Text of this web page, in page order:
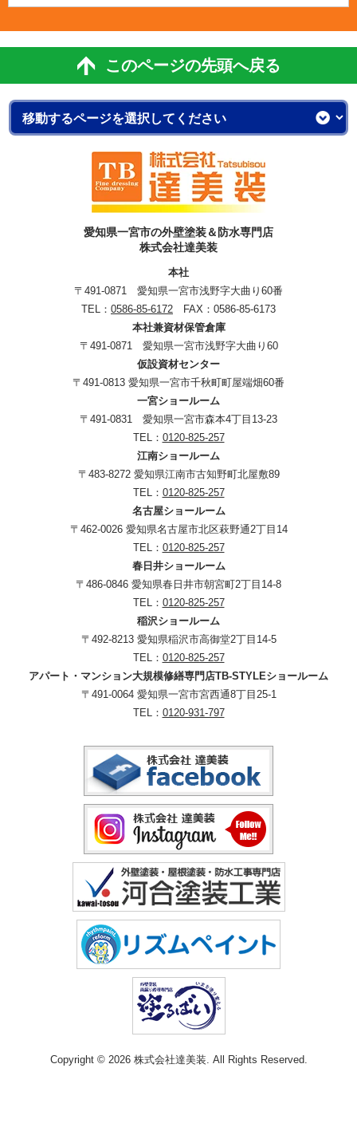
このページの先頭へ戻る
愛知県一宮市の外壁塗装＆防水専門店
株式会社達美装
本社
〒491-0871 愛知県一宮市浅野字大曲り60番
TEL： 0586-85-6172 FAX：0586-85-6173
本社兼資材保管倉庫
〒491-0871 愛知県一宮市浅野字大曲り60
仮設資材センター
〒491-0813 愛知県一宮市千秋町町屋端畑60番
一宮ショールーム
〒491-0831 愛知県一宮市森本4丁目13-23
TEL： 0120-825-257
江南ショールーム
〒483-8272 愛知県江南市古知野町北屋敷89
TEL： 0120-825-257
名古屋ショールーム
〒462-0026 愛知県名古屋市北区萩野通2丁目14
TEL： 0120-825-257
春日井ショールーム
〒486-0846 愛知県春日井市朝宮町2丁目14-8
TEL： 0120-825-257
稲沢ショールーム
〒492-8213 愛知県稲沢市高御堂2丁目14-5
TEL： 0120-825-257
アパート・マンション大規模修繕専門店TB-STYLEショールーム
〒491-0064 愛知県一宮市宮西通8丁目25-1
TEL： 0120-931-797
Copyright © 2026 株式会社達美装. All Rights Reserved.